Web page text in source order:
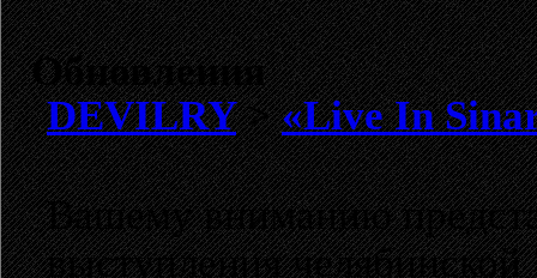
Обновления
DEVILRY>«Live In
Вашему вниманию
выступления челябинской